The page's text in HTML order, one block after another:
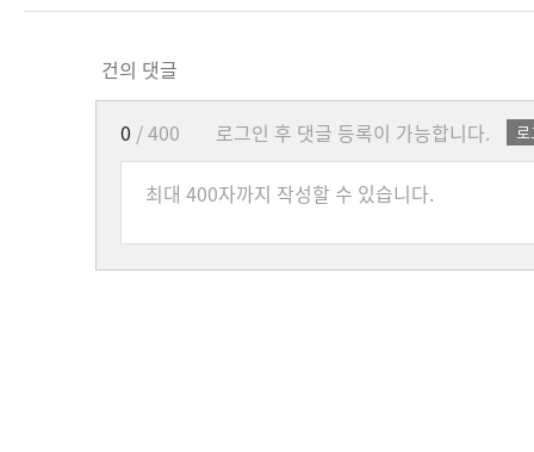
건의 댓글
로그인 후 댓글 등록이 가능합니다.
0 / 400